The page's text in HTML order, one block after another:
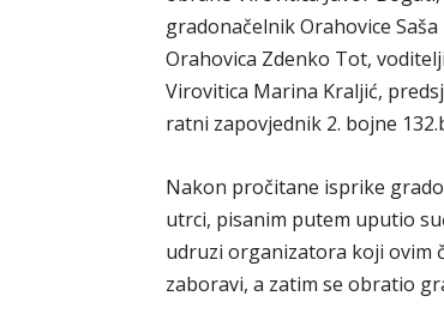
gradonačelnik Orahovice
Orahovica Zdenko Tot,
Virovitica Marina Kraljić,
ratni zapovjednik 2. bojne
Nakon pročitane isprike
utrci, pisanim putem uputio
udruzi organizatora koji ovim
zaboravi, a zatim se obratio